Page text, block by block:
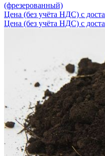
(фрезерованный)
Цена (без учёта НДС) с
Цена (без учёта НДС) с